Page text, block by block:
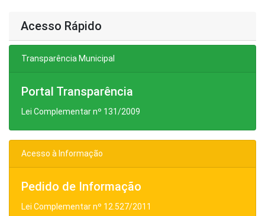
Acesso Rápido
Transparência Municipal
Portal Transparência
Lei Complementar nº 131/2009
Acesso à Informação
Pedido de Informação
Lei Complementar nº 12.527/2011